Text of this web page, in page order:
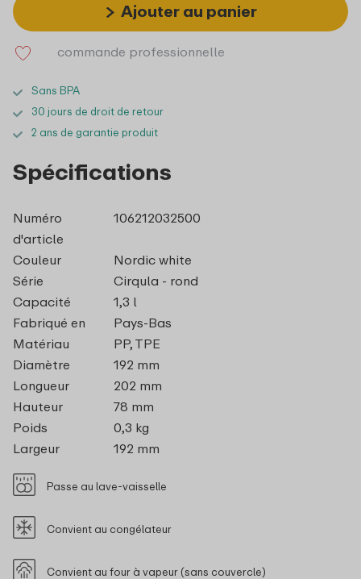
Ajouter au panier
commande professionnelle
Sans BPA
30 jours de droit de retour
2 ans de garantie produit
Spécifications
Numéro
d'article
106212032500
Couleur
Nordic white
Série
Cirqula - rond
Capacité
1,3 l
Fabriqué en
Pays-Bas
Matériau
PP, TPE
Diamètre
192 mm
Longueur
202 mm
Hauteur
78 mm
Poids
0,3 kg
Largeur
192 mm
Passe au lave-vaisselle
Convient au congélateur
Convient au four à vapeur (sans couvercle)